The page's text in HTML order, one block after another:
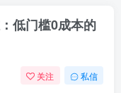
低门槛0成本的
关注 私信